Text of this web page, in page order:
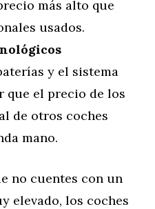
más alto que
usados.
y el sistema
que el precio de los
de otros coches
mano.
no cuentes con un
elevado, los coches